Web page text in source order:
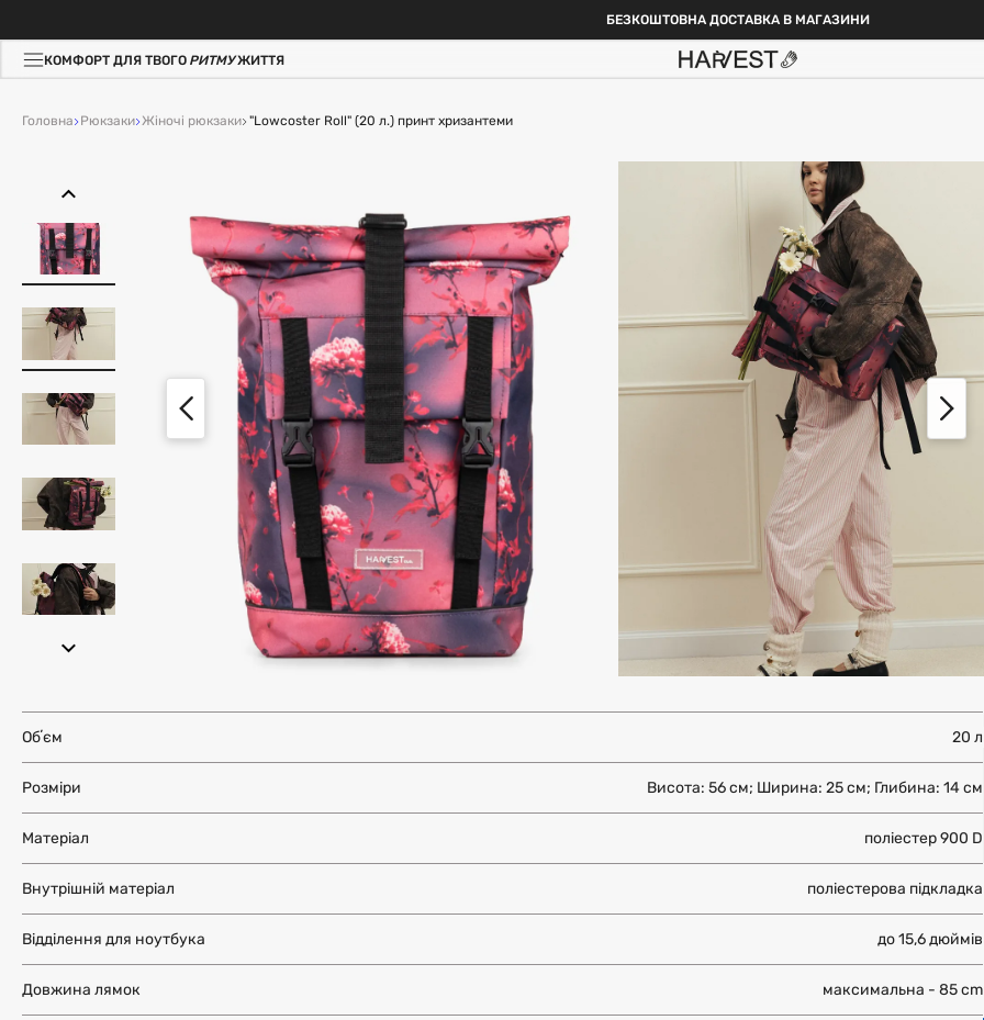
БЕЗКОШТОВНА ДОСТАВКА В МАГАЗИНИ
КОМФОРТ ДЛЯ ТВОГОРИТМУЖИТТЯ
Головна Рюкзаки Жіночі рюкзаки "Lowcoster Roll" (20 л.) принт хризантеми
Обʼєм 20 л
Розміри Висота: 56 см; Ширина: 25 см; Глибина: 14 см
Матеріал поліестер 900 D
Внутрішній матеріал поліестерова підкладка
Відділення для ноутбука до 15,6 дюймів
Довжина лямок максимальна - 85 cm